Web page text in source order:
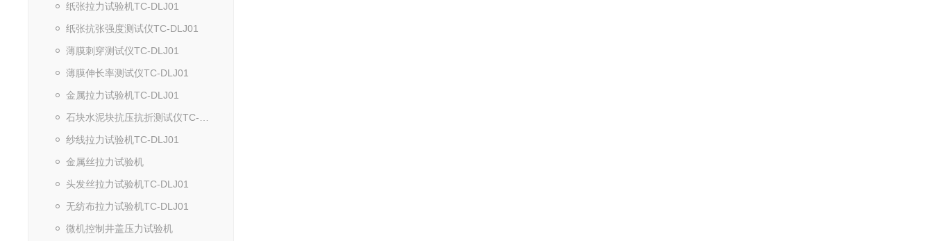
纸张拉力试验机TC-DLJ01
纸张抗张强度测试仪TC-DLJ01
薄膜刺穿测试仪TC-DLJ01
薄膜伸长率测试仪TC-DLJ01
金属拉力试验机TC-DLJ01
纱线拉力试验机TC-DLJ01
金属丝拉力试验机
头发丝拉力试验机TC-DLJ01
无纺布拉力试验机TC-DLJ01
微机控制井盖压力试验机